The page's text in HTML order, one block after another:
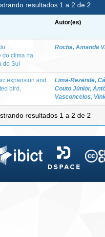
resultados 1 a 2 de 2
Autor(es)
do clima na
do Sul
Rocha, Amanda
expansion and
bird,
Lima-Rezende,
Couto Júnior,
Vasconcelos,
resultados 1 a 2 de 2